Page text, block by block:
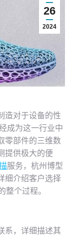
26
2024
造对于设备的性
成为这一行业中
零部件的三维数
提供极大的便
服务，杭州博型
细介绍客户选择
整个过程。
系，详细描述其